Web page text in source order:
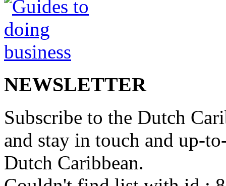
NEWSLETTER
Subscribe to the Dutch
and stay in touch and up-
Dutch Caribbean.